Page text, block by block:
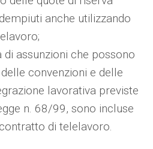
anche utilizzando
assunzioni che possono
convenzioni e delle
lavorativa previste
n. 68/99, sono incluse
di telelavoro.